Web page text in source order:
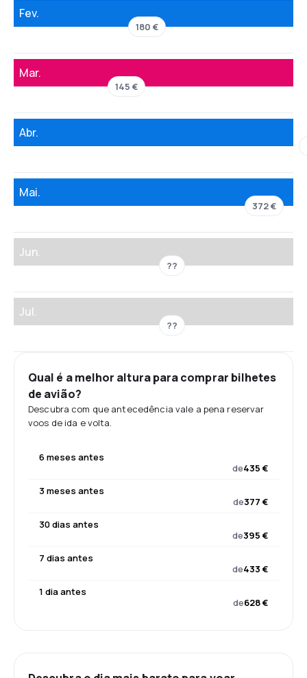
Fev.
180 €
Mar.
145 €
Abr.
Mai.
372 €
Jun.
??
Jul.
??
Qual é a melhor altura para comprar bilhetes
de avião?
Descubra com que antecedência vale a pena reservar
voos de ida e volta.
6 meses antes
de435 €
3 meses antes
de377 €
30 dias antes
de395 €
7 dias antes
de433 €
1 dia antes
de628 €